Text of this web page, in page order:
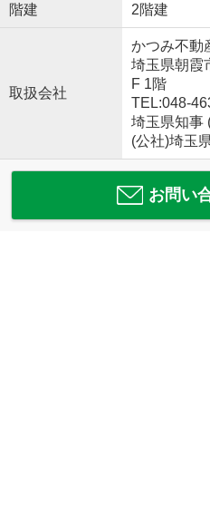
階建 2階建
取扱会社
かつみ不
埼玉県朝霞
F 1階
TEL:048-
埼玉県知事
(公社)埼玉
お問い